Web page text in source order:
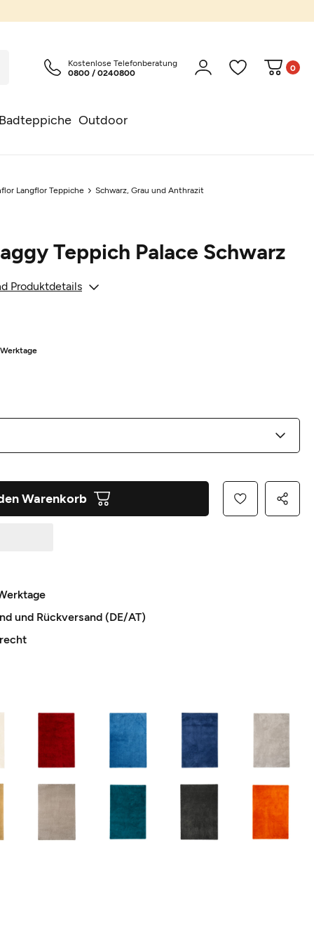
Outdoor
Kostenlose Telefonberatung
0800 / 0240800
0
Langflor Teppiche Schwarz, Grau und Anthrazit
Teppich Palace Schwarz
Produktdetails
Warenkorb
und Rückversand (DE/AT)